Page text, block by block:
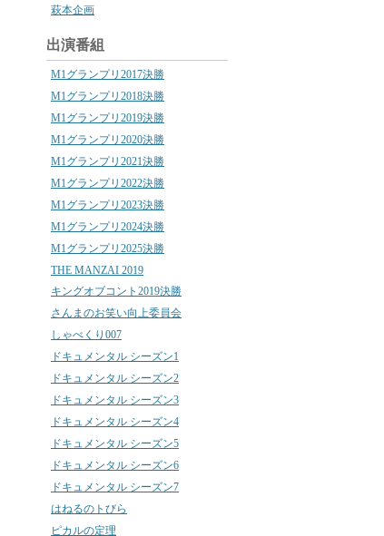
萩本企画
出演番組
M1グランプリ2017決勝
M1グランプリ2018決勝
M1グランプリ2019決勝
M1グランプリ2020決勝
M1グランプリ2021決勝
M1グランプリ2022決勝
M1グランプリ2023決勝
M1グランプリ2024決勝
M1グランプリ2025決勝
THE MANZAI 2019
キングオブコント2019決勝
さんまのお笑い向上委員会
しゃべくり007
ドキュメンタル シーズン1
ドキュメンタル シーズン2
ドキュメンタル シーズン3
ドキュメンタル シーズン4
ドキュメンタル シーズン5
ドキュメンタル シーズン6
ドキュメンタル シーズン7
はねるのトびら
ピカルの定理